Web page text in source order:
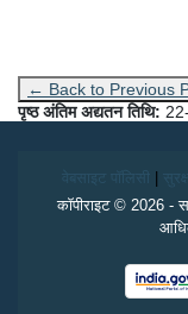
← Back to Previous
पृष्ठ अंतिम अद्यतन तिथि:
वेबसाइट पॉलिसी
कॉपीराइट © 2026 -